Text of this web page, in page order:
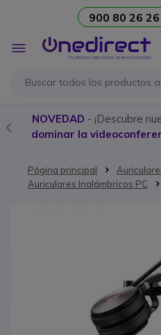
900 80 26 26
Toggle
Nav
NOVEDAD - ¡Descubre
dominar la
Página principal
Auriculares Inalámbricos PC